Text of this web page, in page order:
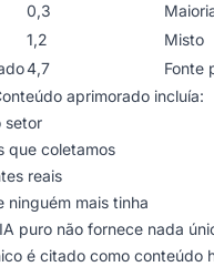
0,3
1,2
Misto
4,7
Fonte
aprimorado incluía:
setor
que coletamos
reais
ninguém mais tinha
puro não fornece nada
é citado como conteúdo